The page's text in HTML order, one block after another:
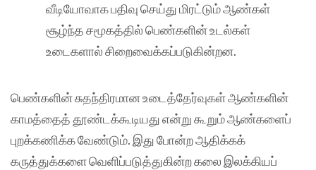
வீடியோவாக பதிவு செய்து மிரட்டும் ஆண்கள்
சூழ்ந்த சமூகத்தில் பெண்களின் உடல்கள்
உடைகளால் சிறைவைக்கப்படுகின்றன.
பெண்களின் சுதந்திரமான உடைத்தேர்வுகள் ஆண்களின்
காமத்தைத் தூண்டக்கூடியது என்று கூறும் ஆண்களைப்
புறக்கணிக்க வேண்டும். இது போன்ற ஆதிக்கக்
கருத்துக்களை வெளிப்படுத்துகின்ற கலை இலக்கியப்